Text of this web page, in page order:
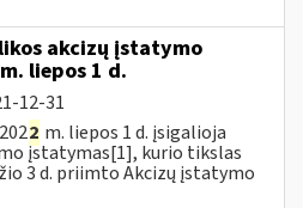
akcizų įstatymo
liepos 1 d.
12-31
2 m. liepos 1 d. įsigalioja
įstatymas[1], kurio tikslas
3 d. priimto Akcizų įstatymo